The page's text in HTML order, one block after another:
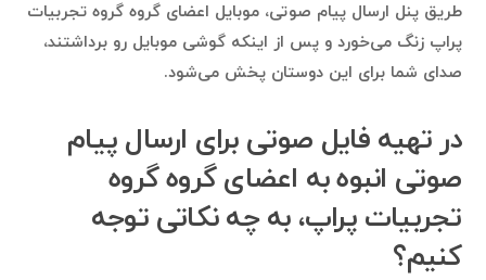
طریق پنل ارسال پیام صوتی، موبایل اعضای گروه گروه تجربیات
پراپ زنگ می‌خورد و پس از اینکه گوشی موبایل رو برداشتند،
صدای شما برای این دوستان پخش می‌شود.
در تهیه فایل صوتی برای ارسال پیام
صوتی انبوه به اعضای گروه گروه
تجربیات پراپ، به چه نکاتی توجه
کنیم؟